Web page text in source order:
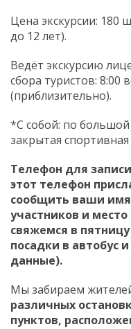
Цена экскурсии: 180
до 12 лет).
Ведёт экскурсию
сбора туристов: 8:00
(приблизительно).
*С собой: по
закрытая спортивная
Телефон для
этот телефон
сообщить ваши
участников и
свяжемся в
посадки в автобус
данные).
Мы забираем
различных
пунктов,